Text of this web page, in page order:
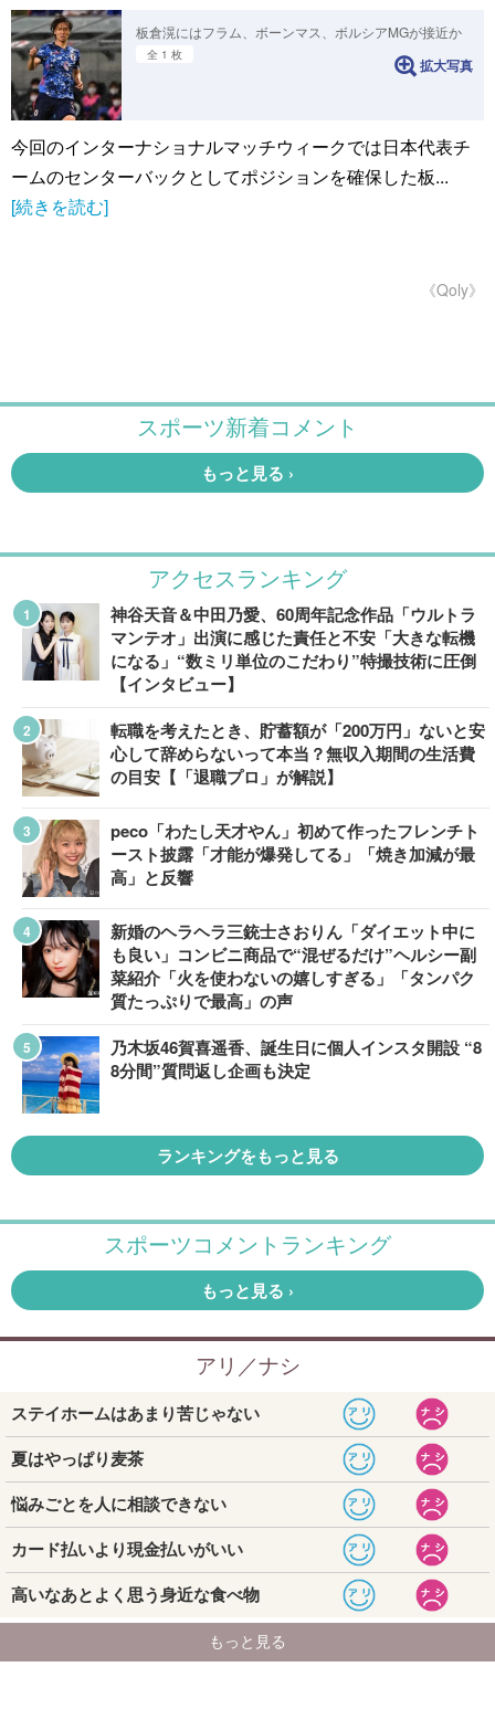
板倉滉にはフラム、ボーンマス、ボルシアMGが接近か
全 1 枚
拡大写真
今回のインターナショナルマッチウィークでは日本代表チ
ームのセンターバックとしてポジションを確保した板...
[続きを読む]
《Qoly》
アクセスランキング
神谷天音＆中田乃愛、60周年記念作品「ウルトラ
マンテオ」出演に感じた責任と不安「大きな転機
になる」“数ミリ単位のこだわり”特撮技術に圧倒
【インタビュー】
転職を考えたとき、貯蓄額が「200万円」ないと安
心して辞めらないって本当？無収入期間の生活費
の目安【「退職プロ」が解説】
peco「わたし天才やん」初めて作ったフレンチト
ースト披露「才能が爆発してる」「焼き加減が最
高」と反響
新婚のヘラヘラ三銃士さおりん「ダイエット中に
も良い」コンビニ商品で“混ぜるだけ”ヘルシー副
菜紹介「火を使わないの嬉しすぎる」「タンパク
質たっぷりで最高」の声
乃木坂46賀喜遥香、誕生日に個人インスタ開設 “8
8分間”質問返し企画も決定
ランキングをもっと見る